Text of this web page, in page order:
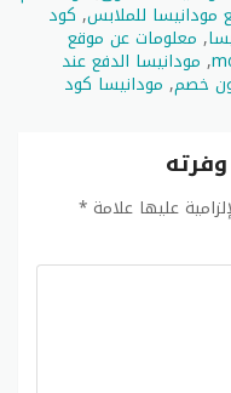
للملابس, كود
, معلومات عن موقع
, مودانيسا الدفع عند
خصم, مودانيسا كود
وفرته
عليها علامة *